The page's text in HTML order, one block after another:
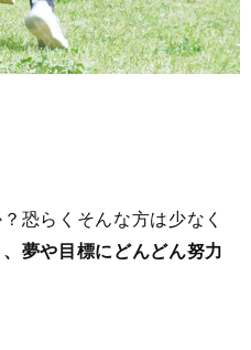
恐らくそんな方は少なく
夢や目標にどんどん努力